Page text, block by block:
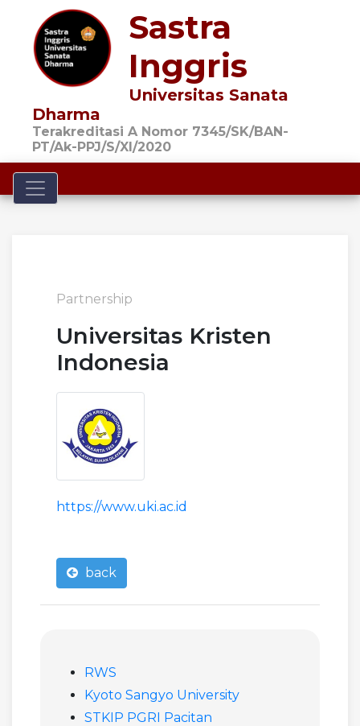
Sastra
Inggris
Universitas Sanata
Dharma
Terakreditasi A Nomor 7345/SK/BAN-
PT/Ak-PPJ/S/XI/2020
Toggle navigation
Partnership
Universitas Kristen
Indonesia
https://www.uki.ac.id
back
RWS
Kyoto Sangyo University
STKIP PGRI Pacitan